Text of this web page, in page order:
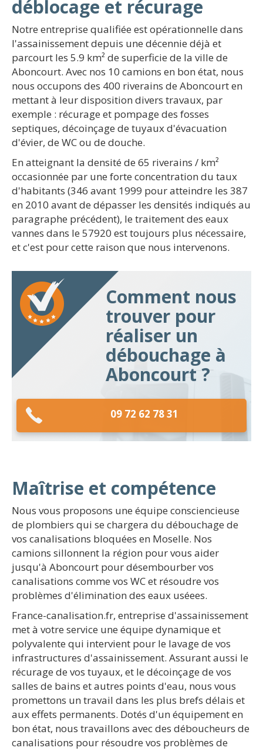
déblocage et récurage
Notre entreprise qualifiée est opérationnelle dans
l'assainissement depuis une décennie déjà et
parcourt les 5.9 km² de superficie de la ville de
Aboncourt. Avec nos 10 camions en bon état, nous
nous occupons des 400 riverains de Aboncourt en
mettant à leur disposition divers travaux, par
exemple : récurage et pompage des fosses
septiques, décoinçage de tuyaux d'évacuation
d'évier, de WC ou de douche.
En atteignant la densité de 65 riverains / km²
occasionnée par une forte concentration du taux
d'habitants (346 avant 1999 pour atteindre les 387
en 2010 avant de dépasser les densités indiqués au
paragraphe précédent), le traitement des eaux
vannes dans le 57920 est toujours plus nécessaire,
et c'est pour cette raison que nous intervenons.
Comment nous
trouver pour
réaliser un
débouchage à
Aboncourt ?
09 72 62 78 31
Maîtrise et compétence
Nous vous proposons une équipe consciencieuse
de plombiers qui se chargera du débouchage de
vos canalisations bloquées en Moselle. Nos
camions sillonnent la région pour vous aider
jusqu'à Aboncourt pour désembourber vos
canalisations comme vos WC et résoudre vos
problèmes d'élimination des eaux uséees.
France-canalisation.fr, entreprise d'assainissement
met à votre service une équipe dynamique et
polyvalente qui intervient pour le lavage de vos
infrastructures d'assainissement. Assurant aussi le
récurage de vos tuyaux, et le décoinçage de vos
salles de bains et autres points d'eau, nous vous
promettons un travail dans les plus brefs délais et
aux effets permanents. Dotés d'un équipement en
bon état, nous travaillons avec des déboucheurs de
canalisations pour résoudre vos problèmes de